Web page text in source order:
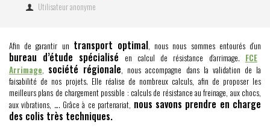
Utilisateur anonyme
Afin de garantir un transport optimal, nous nous sommes entourés d’un
bureau d’étude spécialisé en calcul de résistance d’arrimage. FCE
Arrimage, société régionale, nous accompagne dans la validation de la
faisabilité de nos projets. Elle réalise de nombreux calculs, afin de proposer les
meilleurs plans de chargement possible : calculs de résistance au freinage, aux chocs,
aux vibrations, …. Grâce à ce partenariat, nous savons prendre en charge
des colis très techniques.